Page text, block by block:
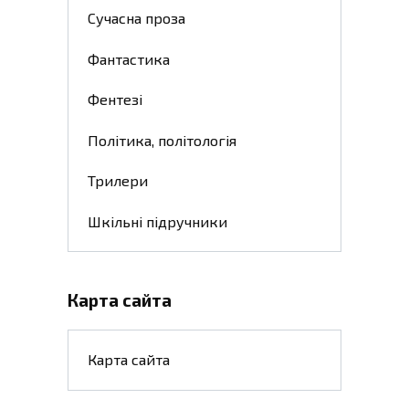
Сучасна проза
Фантастика
Фентезі
Політика, політологія
Трилери
Шкільні підручники
Карта сайта
Карта сайта